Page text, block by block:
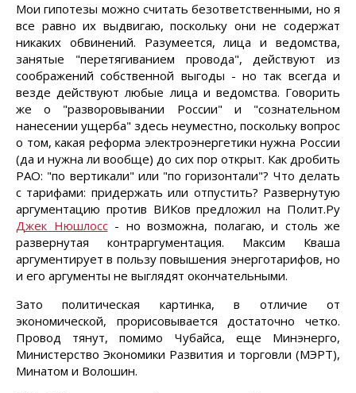
Мои гипотезы можно считать безответственными, но я
все равно их выдвигаю, поскольку они не содержат
никаких обвинений. Разумеется, лица и ведомства,
занятые "перетягиванием провода", действуют из
соображений собственной выгоды - но так всегда и
везде действуют любые лица и ведомства. Говорить
же о "разворовывании России" и "сознательном
нанесении ущерба" здесь неуместно, поскольку вопрос
о том, какая реформа электроэнергетики нужна России
(да и нужна ли вообще) до сих пор открыт. Как дробить
РАО: "по вертикали" или "по горизонтали"? Что делать
с тарифами: придержать или отпустить? Развернутую
аргументацию против ВИКов предложил на Полит.Ру
Джек Нюшлосс- но возможна, полагаю, и столь же
развернутая контраргументация. Максим Кваша
аргументирует в пользу повышения энерготарифов, но
и его аргументы не выглядят окончательными.
Зато политическая картинка, в отличие от
экономической, прорисовывается достаточно четко.
Провод тянут, помимо Чубайса, еще Минэнерго,
Министерство Экономики Развития и торговли (МЭРТ),
Минатом и Волошин.